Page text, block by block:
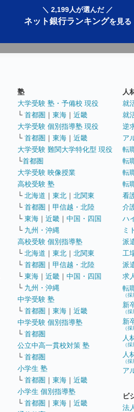
＼ 2,199人が選んだ ／
ネット銀行ランキングを見る
塾
大学受験 塾・予備校 現役
└ 首都圏 ｜ 東海 ｜ 近畿
大学受験 個別指導塾 現役
└ 首都圏 ｜ 東海 ｜ 近畿
大学受験 難関大学特化型 現役
└首都圏
大学受験 映像授業
高校受験 塾
└ 北海道 ｜ 東北 ｜ 北関東
└ 首都圏 ｜ 甲信越・北陸
└ 東海 ｜ 近畿 ｜ 中国・四国
└ 九州・沖縄
高校受験 個別指導塾
└ 北海道 ｜ 東北 ｜ 北関東
└ 首都圏 ｜ 甲信越・北陸
└ 東海 ｜ 近畿 ｜ 中国・四国
└ 九州・沖縄
中学受験 塾
└ 首都圏 ｜ 東海 ｜ 近畿
中学受験 個別指導塾
└ 首都圏
公立中高一貫校対策 塾
└ 首都圏
小学生 塾
└ 首都圏 ｜ 東海 ｜ 近畿
小学生 個別指導塾
└ 首都圏 ｜ 東海 ｜ 近畿
人
就
就
逆
ア
転
転
転
転
看
介
ハ
ミ
派
工
派
求
転
（
新
（
新
（
人
（
人
（
ア
ビ
法